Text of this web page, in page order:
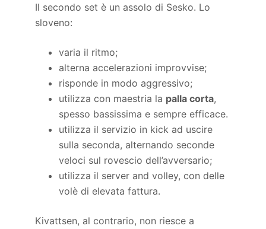
Il secondo set è un assolo di Sesko. Lo
sloveno:
varia il ritmo;
alterna accelerazioni improvvise;
risponde in modo aggressivo;
utilizza con maestria la palla corta,
spesso bassissima e sempre efficace.
utilizza il servizio in kick ad uscire
sulla seconda, alternando seconde
veloci sul rovescio dell’avversario;
utilizza il server and volley, con delle
volè di elevata fattura.
Kivattsen, al contrario, non riesce a